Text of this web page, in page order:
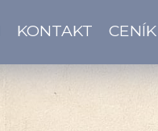
KONTAKT CENÍK